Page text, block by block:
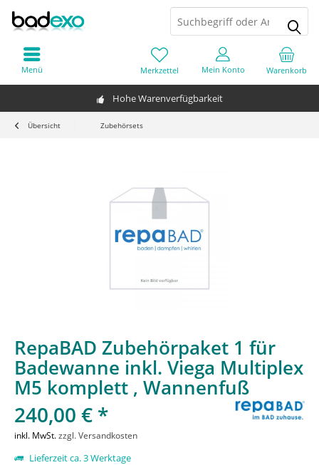
Hohe Warenverfügbarkeit
Warenkorb
Merkzettel Mein Konto
Menü
Übersicht Zubehörsets
RepaBAD Zubehörpaket 1 für
Badewanne inkl. Viega Multiplex
M5 komplett , Wannenfuß
240,00 € *
inkl. MwSt.zzgl. Versandkosten
Lieferzeit ca. 3 Werktage